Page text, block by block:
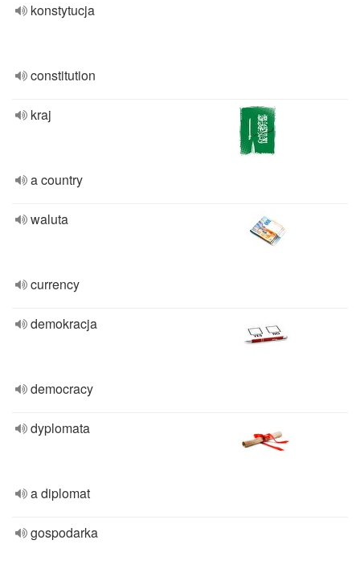
konstytucja
constitution
kraj
a country
waluta
currency
demokracja
democracy
dyplomata
a diplomat
gospodarka